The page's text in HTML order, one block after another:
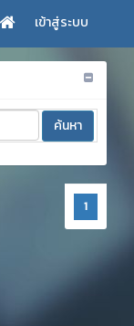
เข้าสู่ระบบ
1